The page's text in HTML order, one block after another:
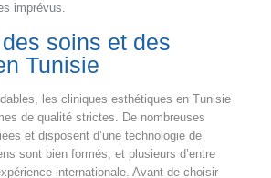
imprévus.
soins et des
Tunisie
les cliniques esthétiques en Tunisie
de qualité strictes. De nombreuses
et disposent d’une technologie de
sont bien formés, et plusieurs d’entre
internationale. Avant de choisir